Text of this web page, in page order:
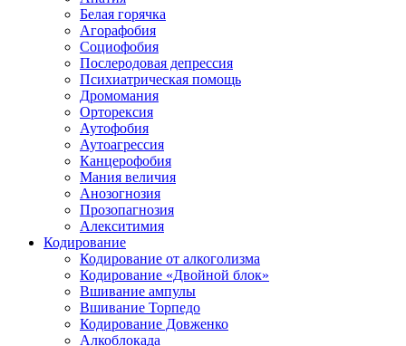
Белая горячка
Агорафобия
Социофобия
Послеродовая депрессия
Психиатрическая помощь
Дромомания
Орторексия
Аутофобия
Аутоагрессия
Канцерофобия
Мания величия
Анозогнозия
Прозопагнозия
Алекситимия
Кодирование
Кодирование от алкоголизма
Кодирование «Двойной блок»
Вшивание ампулы
Вшивание Торпедо
Кодирование Довженко
Алкоблокада